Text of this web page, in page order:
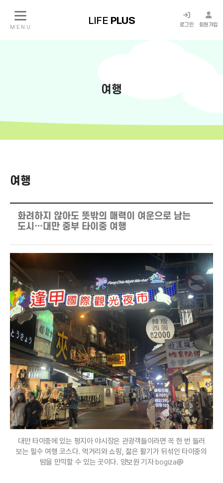
LIFE PLUS
M E N U 로그인 회원가입
여행
여행
화려하지 않아도 뜻밖의 매력이 여운으로 남는
도시…대만 중부 타이중 여행
대만 타이중에 있는 펑지아 야시장은 관광객들이라면 꼭 한 번 들러
보는 필수 여행 코스다. 먹거리와 쇼핑, 젊은 활기가 뒤섞인 타이중의
밤을 만끽할 수 있는 곳이다. 양보원 기자 bogiza@